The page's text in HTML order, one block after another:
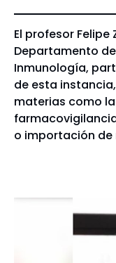
El profesor
Departamento
Inmunología,
de esta
materias como
o importación